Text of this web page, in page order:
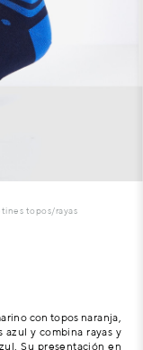
topos/rayas
con topos naranja,
y combina rayas y
Su presentación en